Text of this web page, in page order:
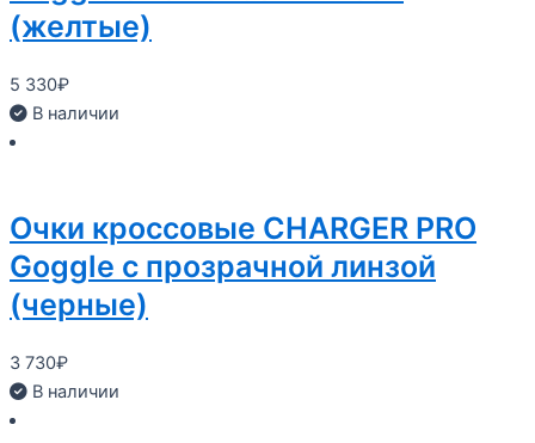
(желтые)
5 330₽
В наличии
Очки кроссовые CHARGER PRO
Goggle с прозрачной линзой
(черные)
3 730₽
В наличии